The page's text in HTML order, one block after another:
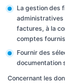
La gestion des
administratives
factures, à la
comptes
Fournir des
documentation
Concernant les